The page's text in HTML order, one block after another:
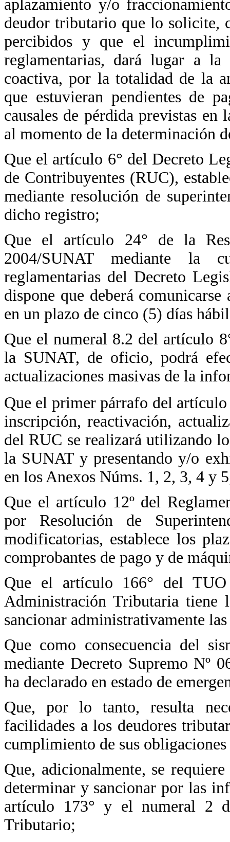
aplazamiento y/o
deudor tributario que lo solicite,
percibidos y que el
reglamentarias, dará lugar a
coactiva, por la totalidad de la
que estuvieran pendientes de
causales de pérdida previstas
al momento de la determinación
Que el artículo 6° del Decreto
de Contribuyentes (RUC),
mediante resolución de
dicho registro;
Que el artículo 24° de la
2004/SUNAT mediante la
reglamentarias del Decreto
dispone que deberá
en un plazo de cinco (5) días
Que el numeral 8.2 del artículo
la SUNAT, de oficio, podrá
actualizaciones masivas de la
Que el primer párrafo del
inscripción, reactivación,
del RUC se realizará utilizando
la SUNAT y presentando y/o
en los Anexos Núms. 1, 2, 3, 4 y
Que el artículo 12º del
por Resolución de
modificatorias, establece los
comprobantes de pago y de
Que el artículo 166° del
Administración Tributaria tiene
sancionar administrativamente
Que como consecuencia del
mediante Decreto Supremo Nº
ha declarado en estado de
Que, por lo tanto, resulta
facilidades a los deudores
cumplimiento de sus
Que, adicionalmente, se
determinar y sancionar por las
artículo 173° y el numeral 2
Tributario;